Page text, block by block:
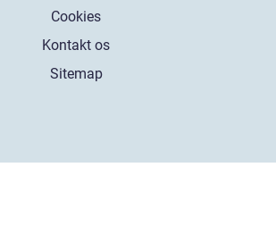
Cookies
Kontakt os
Sitemap